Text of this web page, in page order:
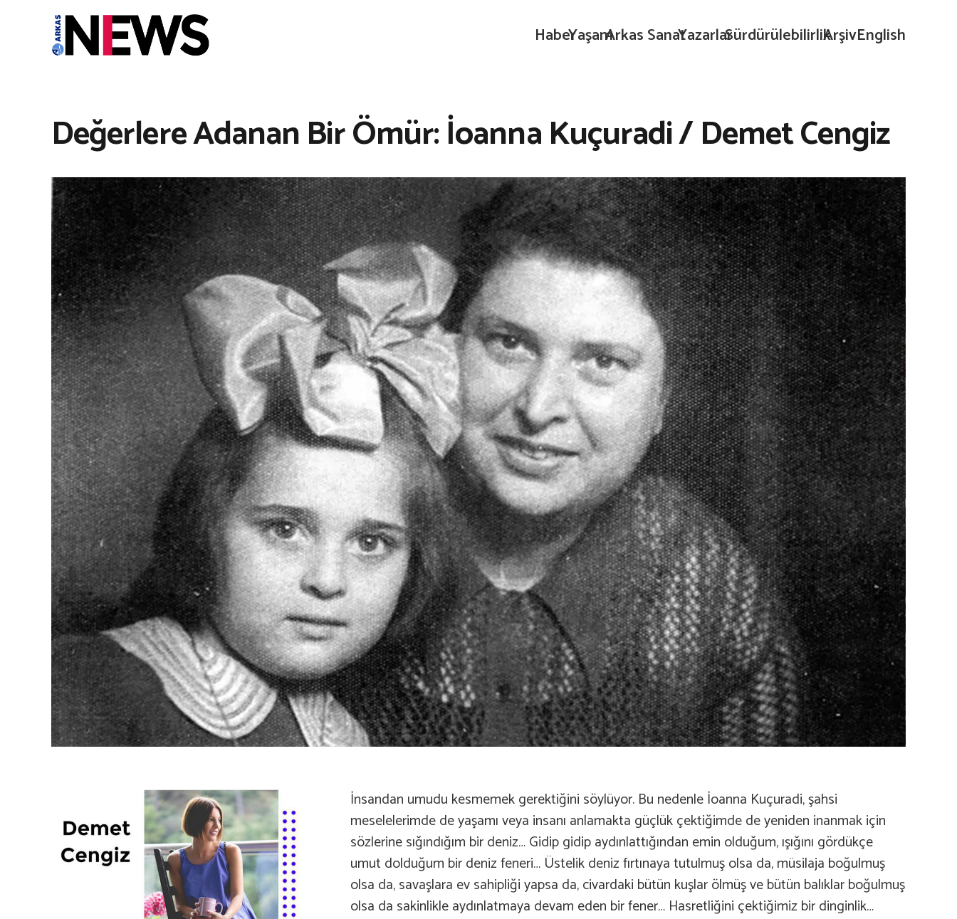
HaberYaşamArkas SanatYazarlarSürdürülebilirlikArşivEnglish
Değerlere Adanan Bir Ömür: İoanna Kuçuradi / Demet Cengiz
İnsandan umudu kesmemek gerektiğini söylüyor. Bu nedenle İoanna Kuçuradi, şahsi
meselelerimde de yaşamı veya insanı anlamakta güçlük çektiğimde de yeniden inanmak için
sözlerine sığındığım bir deniz… Gidip gidip aydınlattığından emin olduğum, ışığını gördükçe
umut dolduğum bir deniz feneri… Üstelik deniz fırtınaya tutulmuş olsa da, müsilaja boğulmuş
olsa da, savaşlara ev sahipliği yapsa da, civardaki bütün kuşlar ölmüş ve bütün balıklar boğulmuş
olsa da sakinlikle aydınlatmaya devam eden bir fener… Hasretliğini çektiğimiz bir dinginlik…